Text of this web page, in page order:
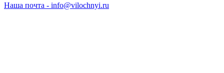
Наша почта - info@vilochnyi.ru